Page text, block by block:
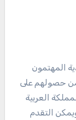
من حصولهم على
العربية
التقدم